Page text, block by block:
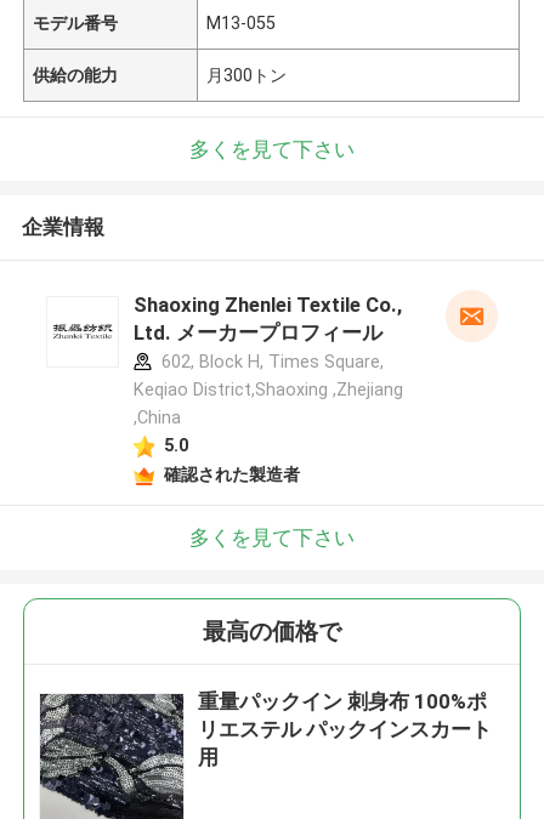
モデル番号 M13-055
供給の能力 月300トン
多くを見て下さい
企業情報
Shaoxing Zhenlei Textile Co.,
Ltd. メーカープロフィール
602, Block H, Times Square,
Keqiao District,Shaoxing ,Zhejiang
,China
5.0
確認された製造者
多くを見て下さい
最高の価格で
重量パックイン 刺身布 100%ポ
リエステル パックインスカート
用